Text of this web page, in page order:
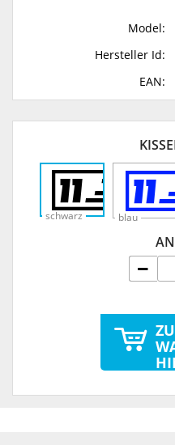
Model:
Hersteller Id:
EAN:
schwarz blau